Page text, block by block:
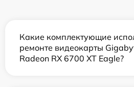
Какие комплектующие
ремонте видеокарты
Radeon RX 6700 XT Eagle?